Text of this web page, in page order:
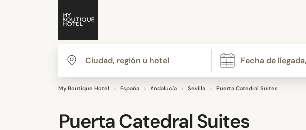
My Boutique Hotel España Andalucía Sevilla Puerta Catedral Suites
Puerta Catedral Suites